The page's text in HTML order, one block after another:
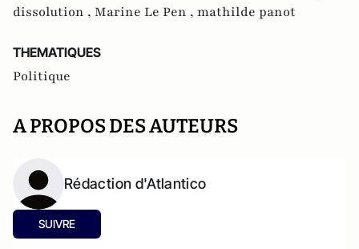
dissolution , Marine Le Pen , mathilde panot
THEMATIQUES
Politique
A PROPOS DES AUTEURS
Rédaction d'Atlantico
SUIVRE